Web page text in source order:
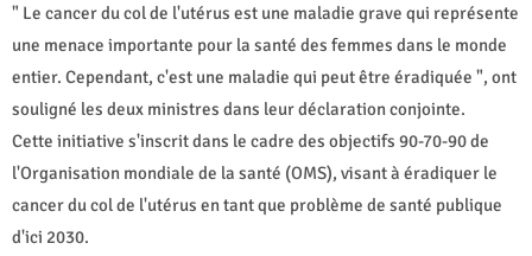
" Le cancer du col de l'utérus est une maladie grave qui représente
une menace importante pour la santé des femmes dans le monde
entier. Cependant, c'est une maladie qui peut être éradiquée ", ont
souligné les deux ministres dans leur déclaration conjointe.
Cette initiative s'inscrit dans le cadre des objectifs 90-70-90 de
l'Organisation mondiale de la santé (OMS), visant à éradiquer le
cancer du col de l'utérus en tant que problème de santé publique
d'ici 2030.